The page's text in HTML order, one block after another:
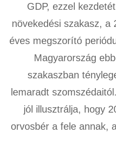
GDP, ezzel
növekedési szakasz, a
éves megszorító
Magyarország
szakaszban
lemaradt
jól illusztrálja, hogy
orvosbér a fele annak,